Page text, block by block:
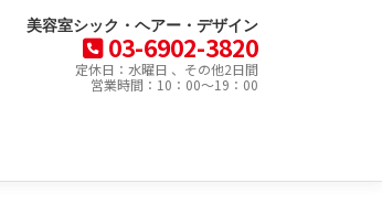
美容室シック・ヘアー・デザイン
03-6902-3820
定休日：水曜日 、その他2日間
営業時間：10：00～19：00